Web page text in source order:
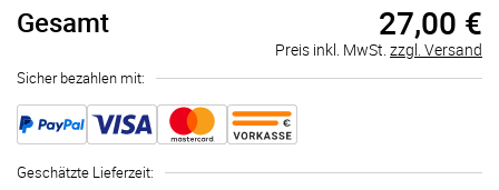
Gesamt 27,00 €
Preis inkl. MwSt. zzgl. Versand
Sicher bezahlen mit:
Geschätzte Lieferzeit: